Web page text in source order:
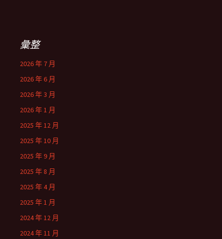
彙整
2026 年 7 月
2026 年 6 月
2026 年 3 月
2026 年 1 月
2025 年 12 月
2025 年 10 月
2025 年 9 月
2025 年 8 月
2025 年 4 月
2025 年 1 月
2024 年 12 月
2024 年 11 月